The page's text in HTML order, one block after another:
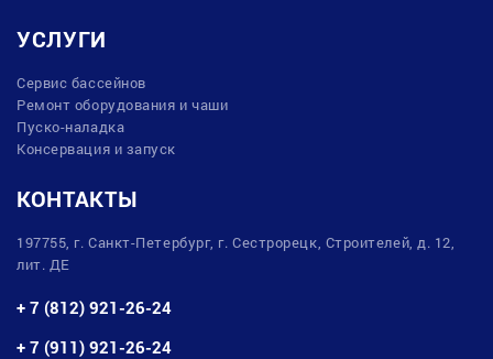
УСЛУГИ
Сервис бассейнов
Ремонт оборудования и чаши
Пуско-наладка
Консервация и запуск
КОНТАКТЫ
197755, г. Санкт-Петербург, г. Сестрорецк, Строителей, д. 12,
лит. ДЕ
+ 7 (812) 921-26-24
+ 7 (911) 921-26-24